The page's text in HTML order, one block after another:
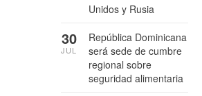
Unidos y Rusia
República Dominicana
será sede de cumbre
regional sobre
seguridad alimentaria
30
JUL